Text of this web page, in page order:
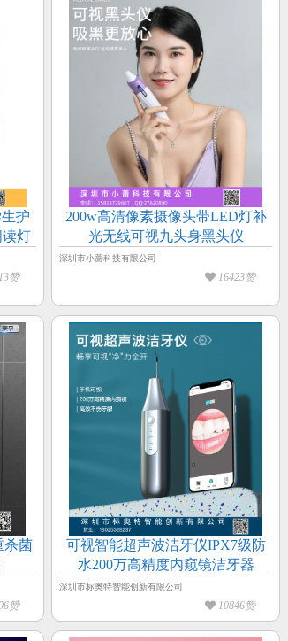
护
读灯
赞
200w高清像素摄像头带LED灯补
光无线可视九头身黑头仪
深圳市小蔷科技有限公司
16423赞
杀菌
赞
可视智能超声波洁牙仪IPX7级防
水200万高精度内窥镜洁牙器
深圳市标奥特智能创新有限公司
10846赞